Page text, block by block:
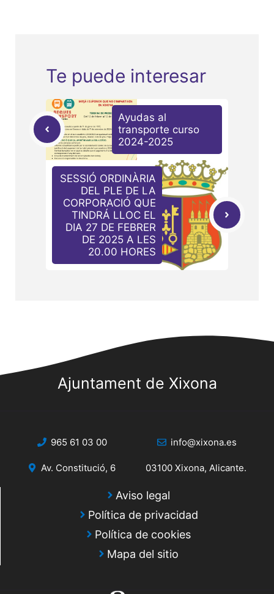
Te puede interesar
Ayudas al
transporte curso
2024-2025
SESSIÓ ORDINÀRIA
DEL PLE DE LA
CORPORACIÓ QUE
TINDRÁ LLOC EL
DIA 27 DE FEBRER
DE 2025 A LES
20.00 HORES
Ajuntament de Xixona
965 61 03 00 info@xixona.es
Av. Constitució, 6 03100 Xixona, Alicante.
Aviso legal
Política de privacidad
Política de cookies
Mapa del sitio